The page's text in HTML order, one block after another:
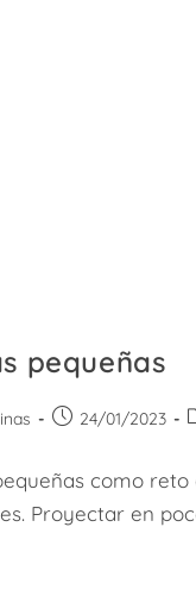
pequeñas
Publicación
entrada:
24/01/2023
como
Proyectar en